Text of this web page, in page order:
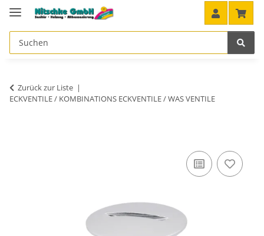
Zurück zur Liste
ECKVENTILE / KOMBINATIONS ECKVENTILE / WAS VENTILE